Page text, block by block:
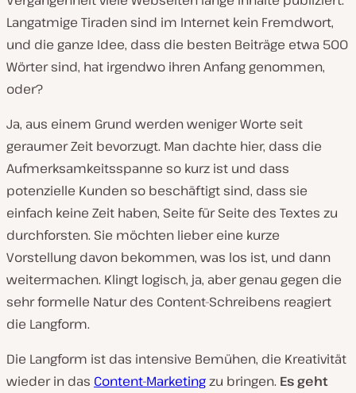
Langatmige Tiraden sind im Internet kein Fremdwort,
und die ganze Idee, dass die besten Beiträge etwa 500
Wörter sind, hat irgendwo ihren Anfang genommen,
oder?
Ja, aus einem Grund werden weniger Worte seit
geraumer Zeit bevorzugt. Man dachte hier, dass die
Aufmerksamkeitsspanne so kurz ist und dass
potenzielle Kunden so beschäftigt sind, dass sie
einfach keine Zeit haben, Seite für Seite des Textes zu
durchforsten. Sie möchten lieber eine kurze
Vorstellung davon bekommen, was los ist, und dann
weitermachen. Klingt logisch, ja, aber genau gegen die
sehr formelle Natur des Content-Schreibens reagiert
die Langform.
Die Langform ist das intensive Bemühen, die Kreativität
wieder in das Content-Marketingzu bringen. Es geht